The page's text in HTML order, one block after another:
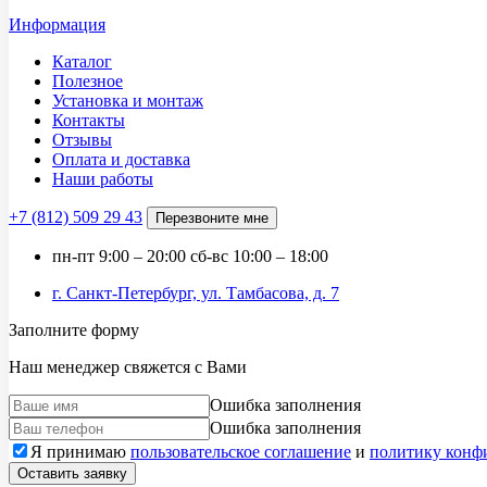
Информация
Каталог
Полезное
Установка и монтаж
Контакты
Отзывы
Оплата и доставка
Наши работы
+7 (812) 509 29 43 Перезвоните мне
пн-пт 9:00 – 20:00 сб-вс 10:00 – 18:00
г. Санкт-Петербург, ул. Тамбасова, д. 7
Заполните форму
Наш менеджер свяжется с Вами
Ошибка заполнения
Ошибка заполнения
Я принимаю пользовательское соглашение и политику
Оставить заявку